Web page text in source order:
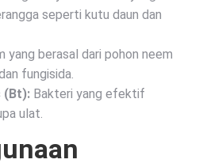
seperti kutu daun dan
yang berasal dari pohon neem
fungisida.
(Bt): Bakteri yang efektif
ulat.